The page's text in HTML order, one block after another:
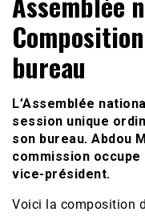
bureau
L’Assemblée
session unique
son bureau. Abdou
commission
vice-président.
Voici la composition